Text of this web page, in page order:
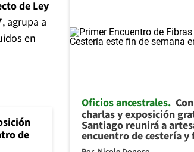
de Ley
, agrupa a
en
de
Oficios ancestrales
charlas y exposición
Santiago reunirá a
encuentro de cestería y